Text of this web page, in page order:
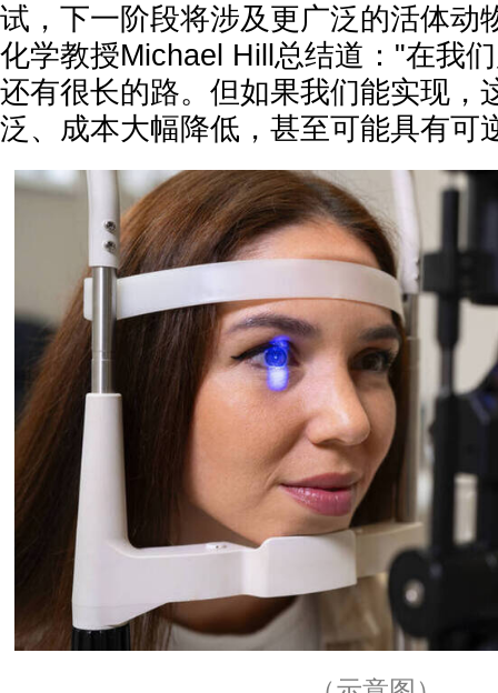
试，下一阶段将涉及更广泛的活体动
化学教授Michael Hill总结道："在我
还有很长的路。但如果我们能实现，
泛、成本大幅降低，甚至可能具有可